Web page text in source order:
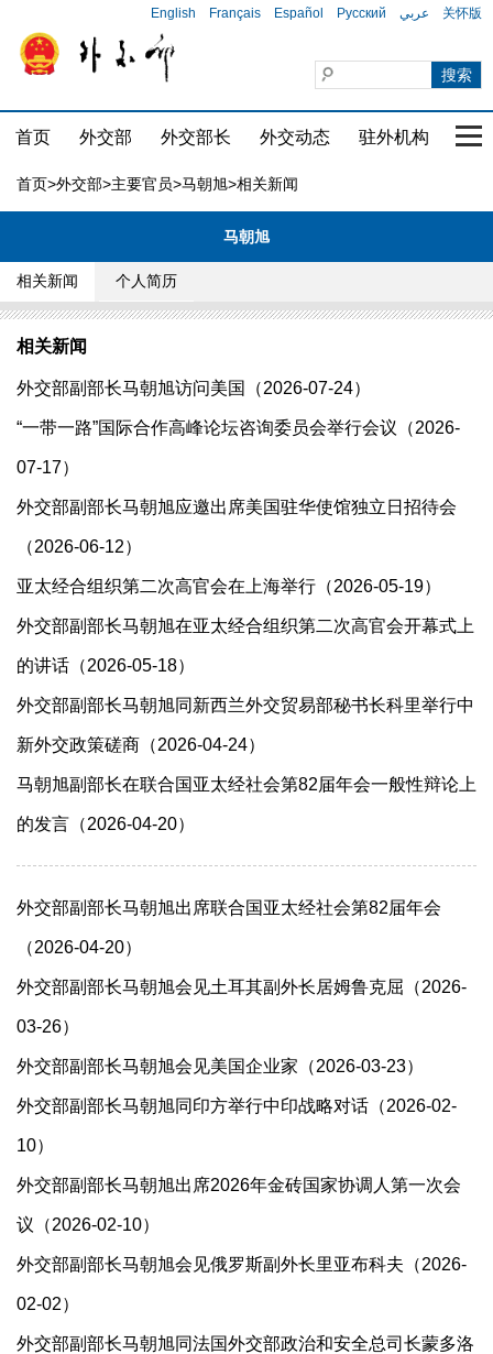
English Français Español Русский عربي 关怀版
首页 外交部 外交部长 外交动态 驻外机构 国
首页>外交部>主要官员>马朝旭>相关新闻
马朝旭
相关新闻 个人简历
相关新闻
外交部副部长马朝旭访问美国（2026-07-24）
“一带一路”国际合作高峰论坛咨询委员会举行会议（2026-
07-17）
外交部副部长马朝旭应邀出席美国驻华使馆独立日招待会
（2026-06-12）
亚太经合组织第二次高官会在上海举行（2026-05-19）
外交部副部长马朝旭在亚太经合组织第二次高官会开幕式上
的讲话（2026-05-18）
外交部副部长马朝旭同新西兰外交贸易部秘书长科里举行中
新外交政策磋商（2026-04-24）
马朝旭副部长在联合国亚太经社会第82届年会一般性辩论上
的发言（2026-04-20）
外交部副部长马朝旭出席联合国亚太经社会第82届年会
（2026-04-20）
外交部副部长马朝旭会见土耳其副外长居姆鲁克屈（2026-
03-26）
外交部副部长马朝旭会见美国企业家（2026-03-23）
外交部副部长马朝旭同印方举行中印战略对话（2026-02-
10）
外交部副部长马朝旭出席2026年金砖国家协调人第一次会
议（2026-02-10）
外交部副部长马朝旭会见俄罗斯副外长里亚布科夫（2026-
02-02）
外交部副部长马朝旭同法国外交部政治和安全总司长蒙多洛